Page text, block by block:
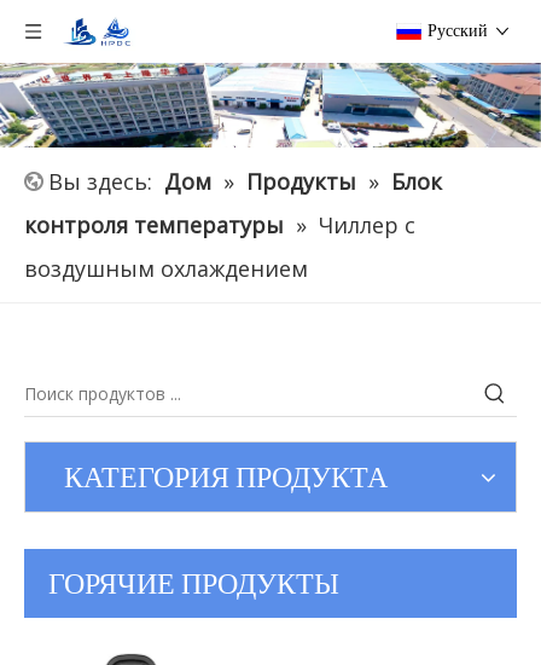
Pусский
Вы здесь: Дом » Продукты » Блок
контроля температуры » Чиллер с
воздушным охлаждением
КАТЕГОРИЯ ПРОДУКТА
ГОРЯЧИЕ ПРОДУКТЫ